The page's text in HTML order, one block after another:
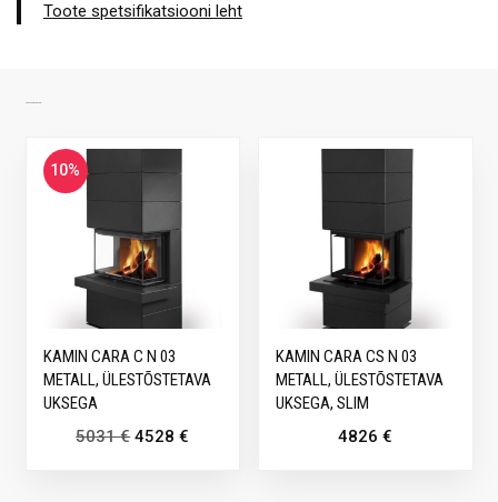
Toote spetsifikatsiooni leht
10%
KAMIN CARA C N 03
METALL, ÜLESTÕSTETAVA
UKSEGA
5031€ 4528€
KAMIN CARA CS N 03
METALL, ÜLESTÕSTETAVA
UKSEGA, SLIM
4826€